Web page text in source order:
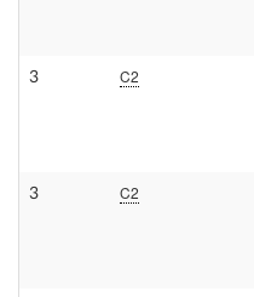
3 C2
3 C2